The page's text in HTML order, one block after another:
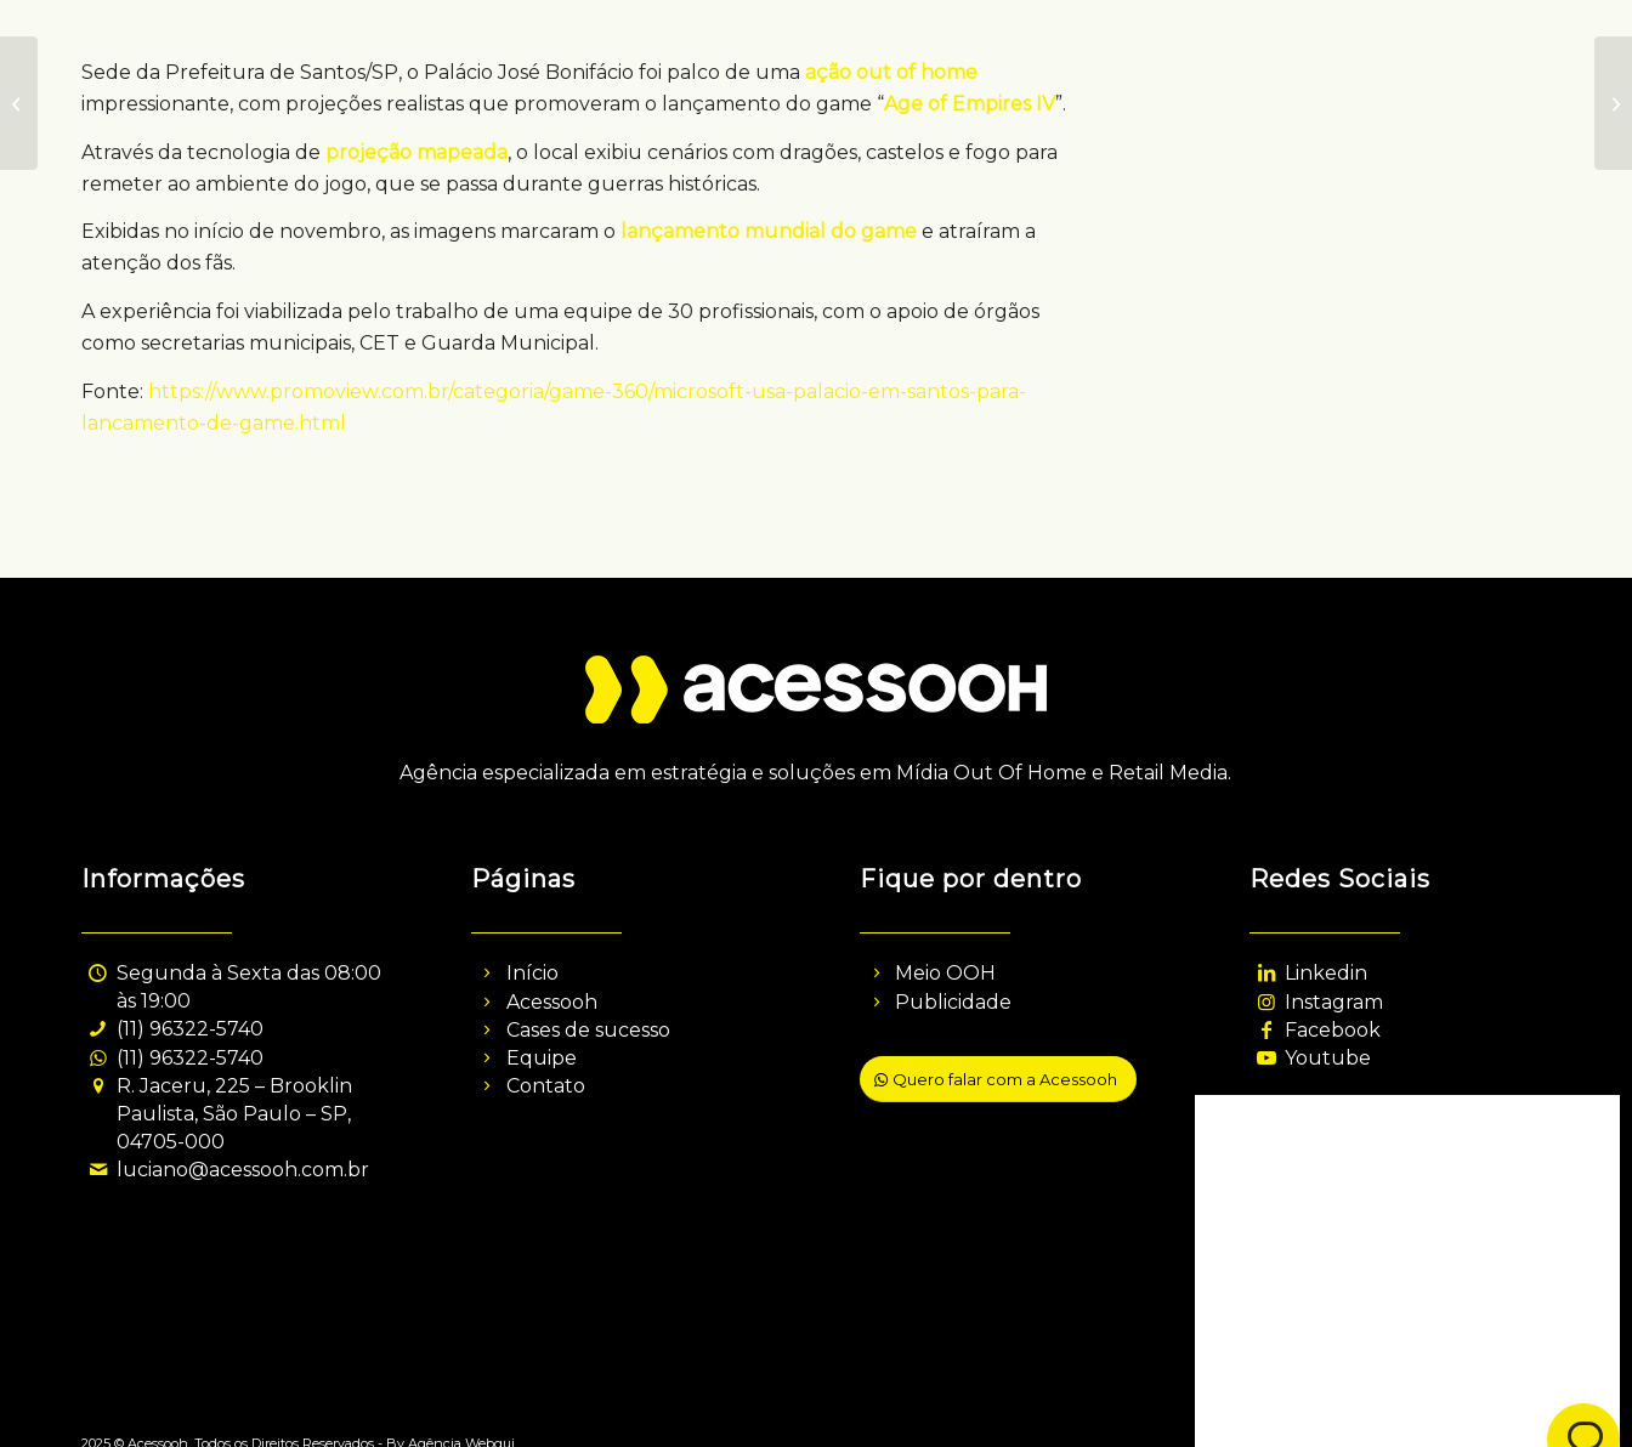
Sede da Prefeitura de Santos/SP, o Palácio José Bonifácio foi palco de uma ação out of home
impressionante, com projeções realistas que promoveram o lançamento do game “Age of Empires IV”.
Através da tecnologia de projeção mapeada, o local exibiu cenários com dragões, castelos e fogo para
remeter ao ambiente do jogo, que se passa durante guerras históricas.
Exibidas no início de novembro, as imagens marcaram o lançamento mundial do game e atraíram a
atenção dos fãs.
A experiência foi viabilizada pelo trabalho de uma equipe de 30 profissionais, com o apoio de órgãos
como secretarias municipais, CET e Guarda Municipal.
Fonte: https://www.promoview.com.br/categoria/game-360/microsoft-usa-palacio-em-santos-para-
lancamento-de-game.html
Agência especializada em estratégia e soluções em Mídia Out Of Home e Retail Media.
Informações
Segunda à Sexta das 08:00
às 19:00
(11) 96322-5740
(11) 96322-5740
R. Jaceru, 225 – Brooklin
Paulista, São Paulo – SP,
04705-000
luciano@acessooh.com.br
Páginas
Início
Acessooh
Cases de sucesso
Equipe
Contato
Fique por dentro
Meio OOH
Publicidade
Quero falar com a Acessooh
Redes Sociais
Linkedin
Instagram
Facebook
Youtube
2025 © Acessooh. Todos os Direitos Reservados - By Agência Webgui
Em Seul, boneca
gigante promove